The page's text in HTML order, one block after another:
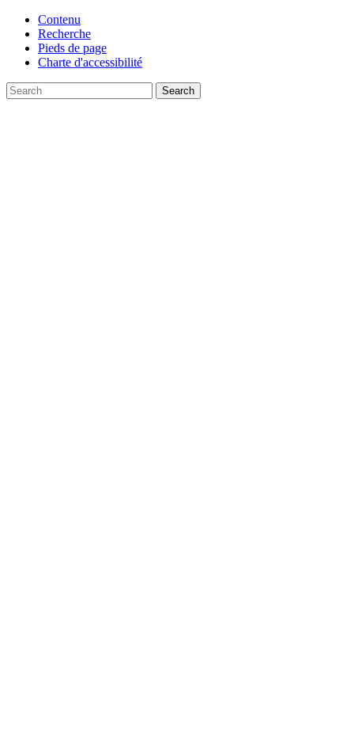
Contenu
Recherche
Pieds de page
Charte d'accessibilité